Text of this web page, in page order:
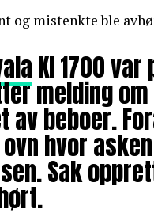
og mistenkte ble
Kl 1700
melding
av beboer.
hvor
Sak